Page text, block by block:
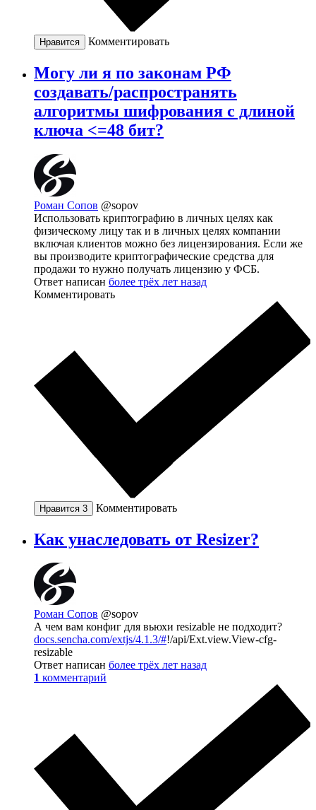
Нравится Комментировать
Могу ли я по законам РФ
создавать/распространять
алгоритмы шифрования с длиной
ключа <=48 бит?
Роман Сопов @sopov
Использовать криптографию в личных целях как
физическому лицу так и в личных целях компании
включая клиентов можно без лицензирования. Если же
вы производите криптографические средства для
продажи то нужно получать лицензию у ФСБ.
Ответ написан более трёх лет назад
Комментировать
Нравится 3 Комментировать
Как унаследовать от Resizer?
Роман Сопов @sopov
А чем вам конфиг для вьюхи resizable не подходит?
docs.sencha.com/extjs/4.1.3/#!/api/Ext.view.View-cfg-
resizable
Ответ написан более трёх лет назад
1 комментарий